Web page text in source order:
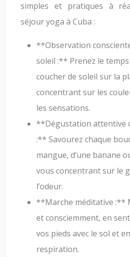
simples et pratiques à
séjour yoga à Cuba :
**Observation
soleil :** Prenez le temps
coucher de soleil sur la
concentrant sur les
les sensations.
**Dégustation attentive
:** Savourez chaque
mangue, d’une banane
vous concentrant sur le
l’odeur.
**Marche méditative :**
et consciemment, en
vos pieds avec le sol et
respiration.